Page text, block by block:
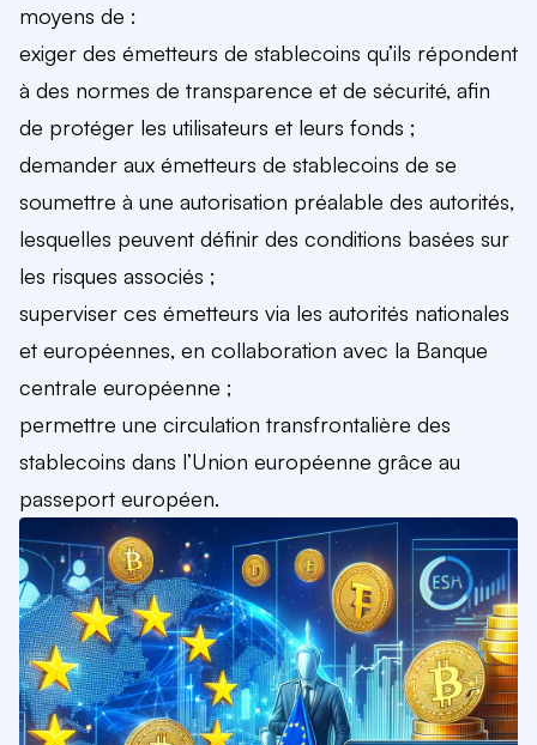
moyens de :
exiger des émetteurs de stablecoins qu’ils répondent
à des normes de transparence et de sécurité, afin
de protéger les utilisateurs et leurs fonds ;
demander aux émetteurs de stablecoins de se
soumettre à une autorisation préalable des autorités,
lesquelles peuvent définir des conditions basées sur
les risques associés ;
superviser ces émetteurs via les autorités nationales
et européennes, en collaboration avec la Banque
centrale européenne ;
permettre une circulation transfrontalière des
stablecoins dans l’Union européenne grâce au
passeport européen.